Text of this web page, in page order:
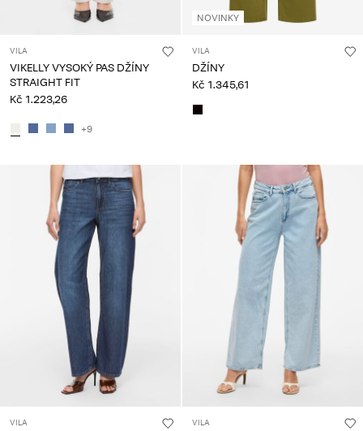
VILA
VIKELLY VYSOKÝ PAS DŽÍNY
STRAIGHT FIT
Kč 1.223,26
+9
NOVINKY
VILA
DŽÍNY
Kč 1.345,61
VILA VILA